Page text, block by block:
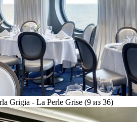
Grigia - La Perle Grise (9 из 36)